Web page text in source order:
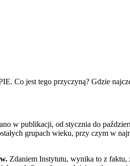
Co jest tego przyczyną? Gdzie
w publikacji, od stycznia do
grupach wieku, przy czym w
Zdaniem Instytutu, wynika to z faktu,